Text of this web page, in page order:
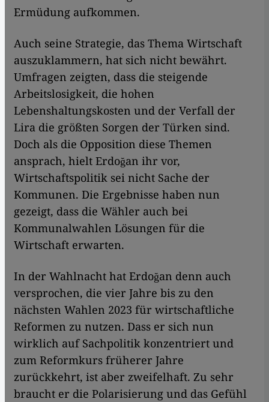
Ermüdung aufkommen.
Auch seine Strategie, das Thema Wirtschaft
auszuklammern, hat sich nicht bewährt.
Umfragen zeigten, dass die steigende
Arbeitslosigkeit, die hohen
Lebenshaltungskosten und der Verfall der
Lira die größten Sorgen der Türken sind.
Doch als die Opposition diese Themen
ansprach, hielt Erdoğan ihr vor,
Wirtschaftspolitik sei nicht Sache der
Kommunen. Die Ergebnisse haben nun
gezeigt, dass die Wähler auch bei
Kommunalwahlen Lösungen für die
Wirtschaft erwarten.
In der Wahlnacht hat Erdoğan denn auch
versprochen, die vier Jahre bis zu den
nächsten Wahlen 2023 für wirtschaftliche
Reformen zu nutzen. Dass er sich nun
wirklich auf Sachpolitik konzentriert und
zum Reformkurs früherer Jahre
zurückkehrt, ist aber zweifelhaft. Zu sehr
braucht er die Polarisierung und das Gefühl